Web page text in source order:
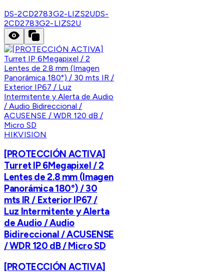
DS-2CD2783G2-LIZS2UDS-
2CD2783G2-LIZS2U
HIKVISION
[PROTECCIÓN ACTIVA]
Turret IP 6Megapixel / 2
Lentes de 2.8 mm (Imagen
Panorámica 180°) / 30
mts IR / Exterior IP67 /
Luz Intermitente y Alerta
de Audio / Audio
Bidireccional / ACUSENSE
/ WDR 120 dB / Micro SD
[PROTECCIÓN ACTIVA]